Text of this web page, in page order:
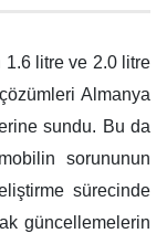
litre ve 2.0 litre
Almanya
sundu. Bu da
sorununun
sürecinde
güncellemelerin